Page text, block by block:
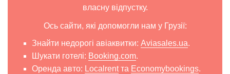
власну відпустку.
Ось сайти, які допомогли нам у Грузії:
Знайти недорогі авіаквитки: Aviasales.ua.
Шукати готелі: Booking.com.
Оренда авто: Localrentта Economybookings.